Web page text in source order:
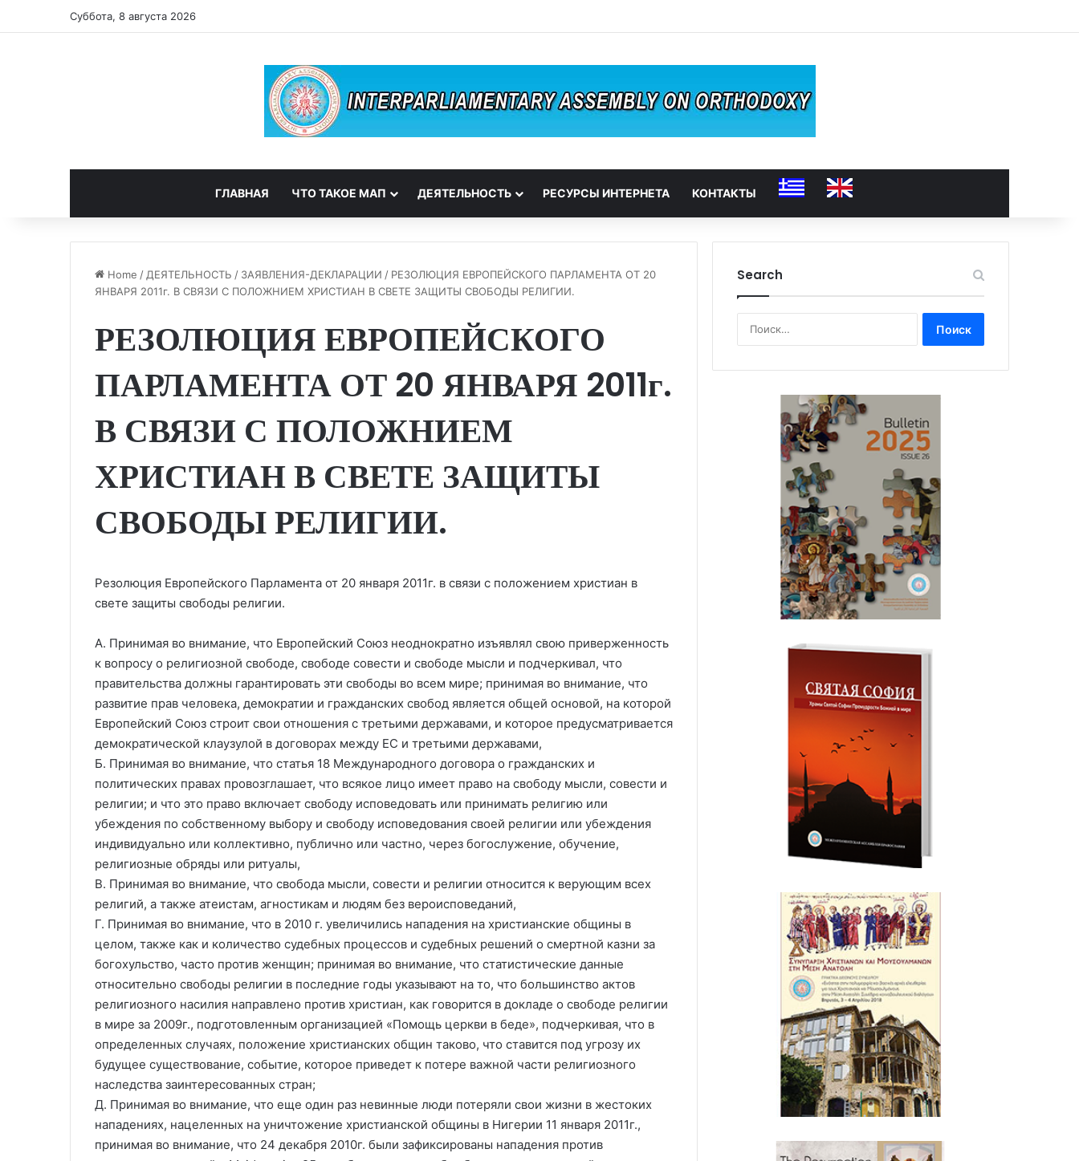
Суббота, 8 августа 2026
ГЛАВНАЯ ЧТО ТАКОЕ МАП ДЕЯТЕЛЬНОСТЬ РЕСУРСЫ ИНТЕРНЕТА КОНТАКТЫ
Home / ДЕЯТЕЛЬНОСТЬ / ЗАЯВЛЕНИЯ-ДЕКЛАРАЦИИ / РЕЗОЛЮЦИЯ ЕВРОПЕЙСКОГО ПАРЛАМЕНТА ОТ 20
ЯНВАРЯ 2011г. В СВЯЗИ С ПОЛОЖНИЕМ ХРИСТИАН В СВЕТЕ ЗАЩИТЫ СВОБОДЫ РЕЛИГИИ.
РЕЗОЛЮЦИЯ ЕВРОПЕЙСКОГО
ПАРЛАМЕНТА ОТ 20 ЯНВАРЯ 2011г.
В СВЯЗИ С ПОЛОЖНИЕМ
ХРИСТИАН В СВЕТЕ ЗАЩИТЫ
СВОБОДЫ РЕЛИГИИ.
Резолюция Европейского Парламента от 20 января 2011г. в связи с положением христиан в
свете защиты свободы религии.
A. Принимая во внимание, что Европейский Союз неоднократно изъявлял свою приверженность
к вопросу о религиозной свободе, свободе совести и свободе мысли и подчеркивал, что
правительства должны гарантировать эти свободы во всем мире; принимая во внимание, что
развитие прав человека, демократии и гражданских свобод является общей основой, на которой
Европейский Союз строит свои отношения с третьими державами, и которое предусматривается
демократической клаузулой в договорах между ЕС и третьими державами,
Б. Принимая во внимание, что статья 18 Международного договора о гражданских и
политических правах провозглашает, что всякое лицо имеет право на свободу мысли, совести и
религии; и что это право включает свободу исповедовать или принимать религию или
убеждения по собственному выбору и свободу исповедования своей религии или убеждения
индивидуально или коллективно, публично или частно, через богослужение, обучение,
религиозные обряды или ритуалы,
В. Принимая во внимание, что свобода мысли, совести и религии относится к верующим всех
религий, а также атеистам, агностикам и людям без вероисповеданий,
Г. Принимая во внимание, что в 2010 г. увеличились нападения на христианские общины в
целом, также как и количество судебных процессов и судебных решений о смертной казни за
богохульство, часто против женщин; принимая во внимание, что статистические данные
относительно свободы религии в последние годы указывают на то, что большинство актов
религиозного насилия направлено против христиан, как говорится в докладе о свободе религии
в мире за 2009г., подготовленным организацией «Помощь церкви в беде», подчеркивая, что в
определенных случаях, положение христианских общин таково, что ставится под угрозу их
будущее существование, событие, которое приведет к потере важной части религиозного
наследства заинтересованных стран;
Д. Принимая во внимание, что еще один раз невинные люди потеряли свои жизни в жестоких
нападениях, нацеленных на уничтожение христианской общины в Нигерии 11 января 2011г.,
принимая во внимание, что 24 декабря 2010г. были зафиксированы нападения против
Search